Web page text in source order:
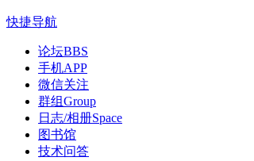
快捷导航
论坛BBS
手机APP
微信关注
群组Group
日志/相册Space
图书馆
技术问答